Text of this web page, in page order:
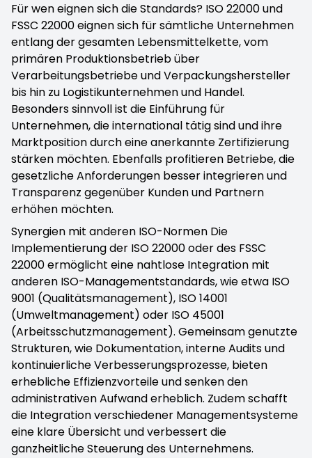
Für wen eignen sich die Standards? ISO 22000 und
FSSC 22000 eignen sich für sämtliche Unternehmen
entlang der gesamten Lebensmittelkette, vom
primären Produktionsbetrieb über
Verarbeitungsbetriebe und Verpackungshersteller
bis hin zu Logistikunternehmen und Handel.
Besonders sinnvoll ist die Einführung für
Unternehmen, die international tätig sind und ihre
Marktposition durch eine anerkannte Zertifizierung
stärken möchten. Ebenfalls profitieren Betriebe, die
gesetzliche Anforderungen besser integrieren und
Transparenz gegenüber Kunden und Partnern
erhöhen möchten.
Synergien mit anderen ISO-Normen Die
Implementierung der ISO 22000 oder des FSSC
22000 ermöglicht eine nahtlose Integration mit
anderen ISO-Managementstandards, wie etwa ISO
9001 (Qualitätsmanagement), ISO 14001
(Umweltmanagement) oder ISO 45001
(Arbeitsschutzmanagement). Gemeinsam genutzte
Strukturen, wie Dokumentation, interne Audits und
kontinuierliche Verbesserungsprozesse, bieten
erhebliche Effizienzvorteile und senken den
administrativen Aufwand erheblich. Zudem schafft
die Integration verschiedener Managementsysteme
eine klare Übersicht und verbessert die
ganzheitliche Steuerung des Unternehmens.